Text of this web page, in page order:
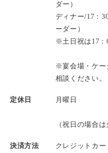
ダー）
ディナー/17：
ーダー）
※土日祝は17：
※宴会場・ケー
相談ください。
定休日 月曜日
（祝日の場合
決済方法 クレジットカー